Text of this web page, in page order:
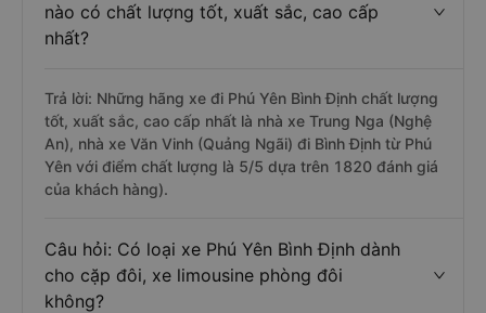
nào có chất lượng tốt, xuất sắc, cao cấp
nhất?
Trả lời: Những hãng xe đi Phú Yên Bình Định chất lượng
tốt, xuất sắc, cao cấp nhất là nhà xe Trung Nga (Nghệ
An), nhà xe Văn Vinh (Quảng Ngãi) đi Bình Định từ Phú
Yên với điểm chất lượng là 5/5 dựa trên 1820 đánh giá
của khách hàng).
Câu hỏi: Có loại xe Phú Yên Bình Định dành
cho cặp đôi, xe limousine phòng đôi
không?